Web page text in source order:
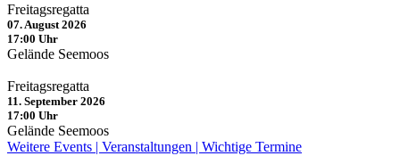
Freitagsregatta
07. August 2026
17:00 Uhr
Gelände Seemoos
Freitagsregatta
11. September 2026
17:00 Uhr
Gelände Seemoos
Weitere Events | Veranstaltungen | Wichtige Termine